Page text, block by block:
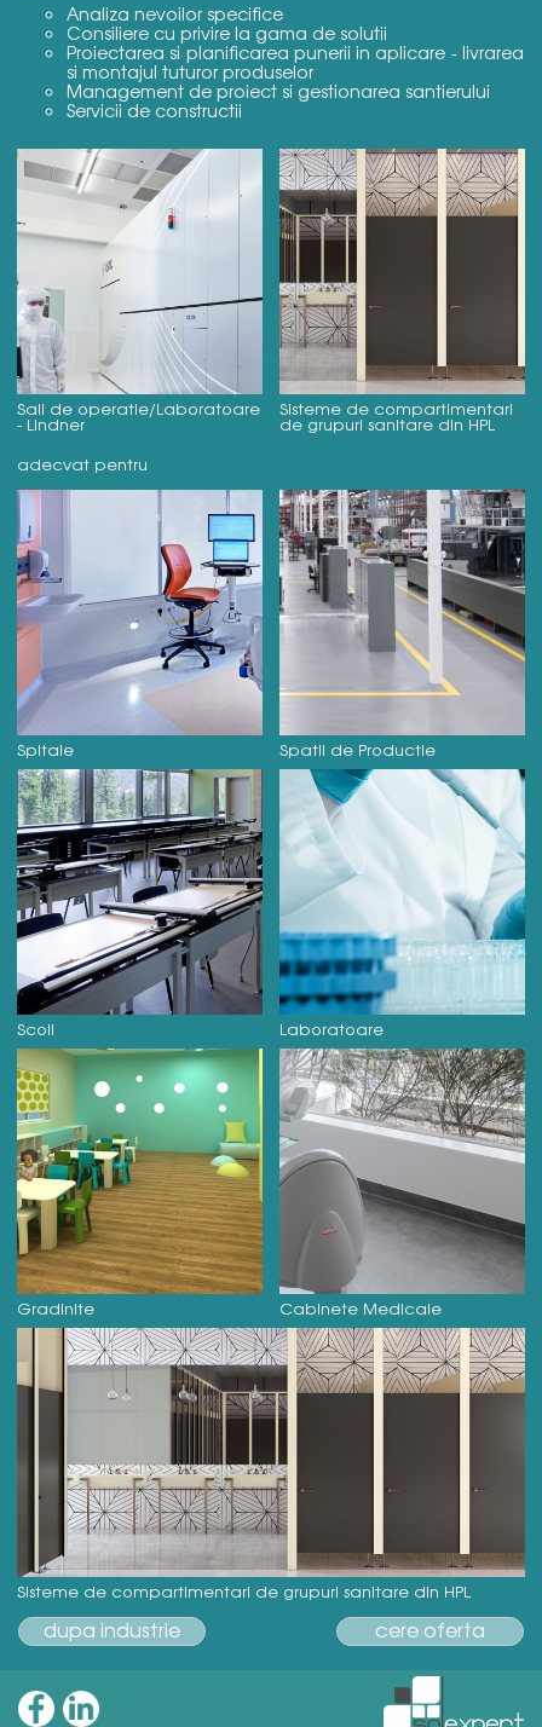
Analiza nevoilor specifice
Consiliere cu privire la gama de solutii
Proiectarea si planificarea punerii in aplicare - livrarea
si montajul tuturor produselor
Management de proiect si gestionarea santierului
Servicii de constructii
Sali de operatie/Laboratoare
- Lindner
Sisteme de compartimentari
de grupuri sanitare din HPL
adecvat pentru
Spitale Spatii de Productie
Scoli Laboratoare
Gradinite Cabinete Medicale
Sisteme de compartimentari de grupuri sanitare din HPL
dupa industrie cere oferta